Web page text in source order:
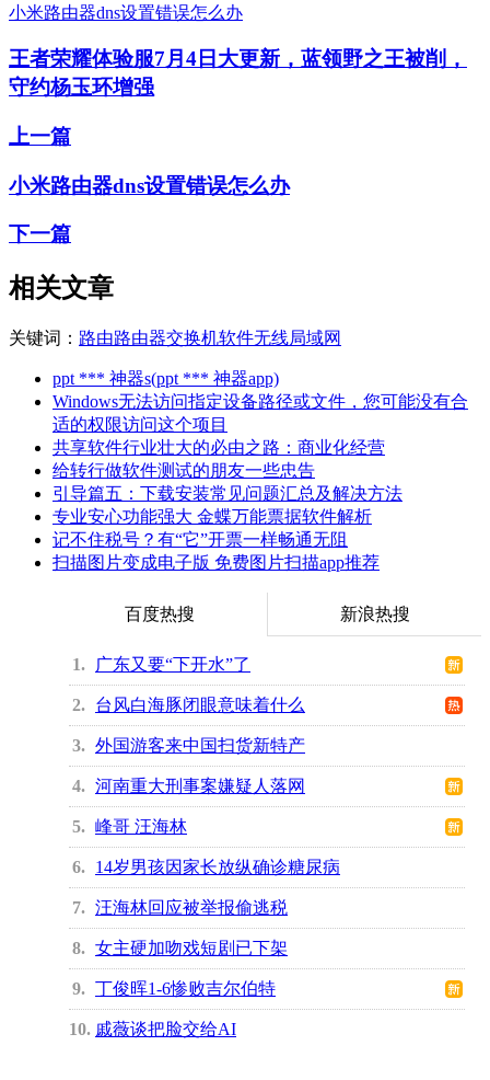
小米路由器dns设置错误怎么办
王者荣耀体验服7月4日大更新，蓝领野之王被削，
守约杨玉环增强
上一篇
小米路由器dns设置错误怎么办
下一篇
相关文章
关键词： 路由路由器交换机软件无线局域网
ppt *** 神器s(ppt *** 神器app)
Windows无法访问指定设备路径或文件，您可能没有合
适的权限访问这个项目
共享软件行业壮大的必由之路：商业化经营
给转行做软件测试的朋友一些忠告
引导篇五：下载安装常见问题汇总及解决方法
专业安心功能强大 金蝶万能票据软件解析
记不住税号？有“它”开票一样畅通无阻
扫描图片变成电子版 免费图片扫描app推荐
百度热搜 新浪热搜
1 广东又要“下开水”了
2 台风白海豚闭眼意味着什么
3 外国游客来中国扫货新特产
4 河南重大刑事案嫌疑人落网
5 峰哥 汪海林
6 14岁男孩因家长放纵确诊糖尿病
7 汪海林回应被举报偷逃税
8 女主硬加吻戏短剧已下架
9 丁俊晖1-6惨败吉尔伯特
10 戚薇谈把脸交给AI